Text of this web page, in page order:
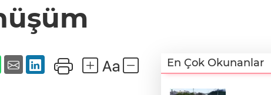
En Çok Okunanlar